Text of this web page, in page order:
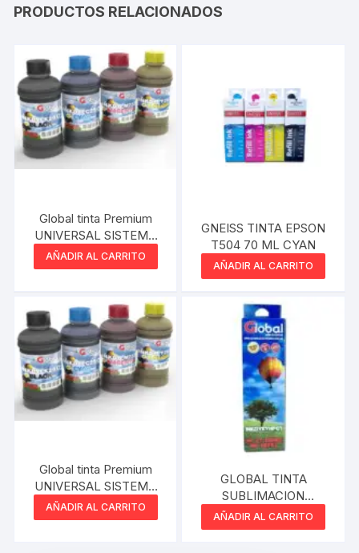
PRODUCTOS RELACIONADOS
Global tinta Premium
UNIVERSAL SISTEMA
CONTINUO Serie T
black negro 100 cm3
AÑADIR AL CARRITO
GNEISS TINTA EPSON
T504 70 ML CYAN
AÑADIR AL CARRITO
Global tinta Premium
UNIVERSAL SISTEMA
CONTINUO Serie T
Yellow Amarillo 50 cm3
AÑADIR AL CARRITO
GLOBAL TINTA
SUBLIMACION
PREMIUM MAGENTA
BOTELLA 100 CM3
AÑADIR AL CARRITO